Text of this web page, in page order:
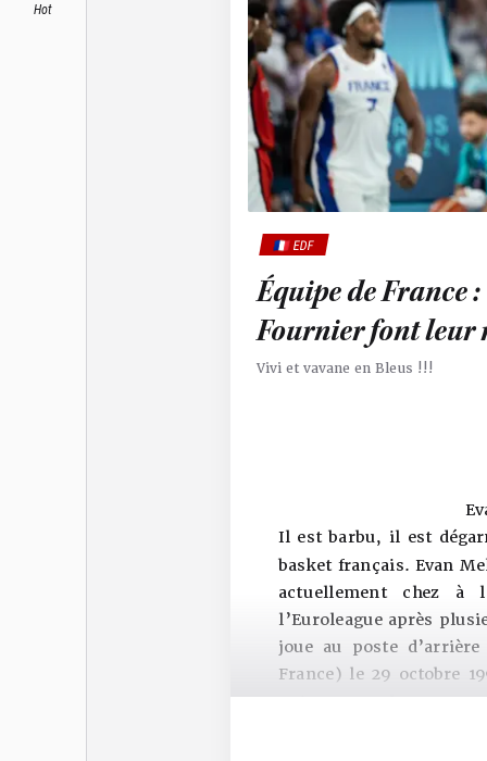
Hot
🇫🇷 EDF
Équipe de France
Fournier font leur
Vivi et vavane en Bleus !!!
Il est barbu, il est
basket français. Evan
actuellement chez à
l’Euroleague après
joue au poste
France) le 29 octobre
puisque ses deux